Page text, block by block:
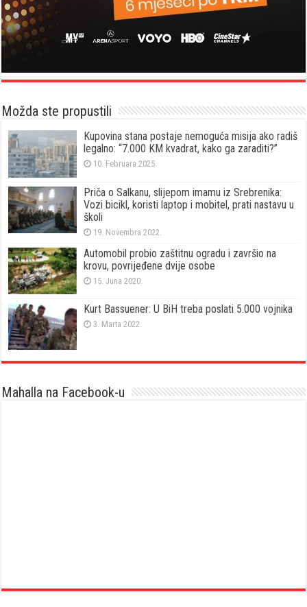
Možda ste propustili
Kupovina stana postaje nemoguća misija ako radiš
legalno: “7.000 KM kvadrat, kako ga zaraditi?”
10. Februara 2025.
Priča o Salkanu, slijepom imamu iz Srebrenika:
Vozi bicikl, koristi laptop i mobitel, prati nastavu u
školi
19. Novembra 2022.
Automobil probio zaštitnu ogradu i završio na
krovu, povrijeđene dvije osobe
15. Juna 2020.
Kurt Bassuener: U BiH treba poslati 5.000 vojnika
3. Marta 2022.
Mahalla na Facebook-u